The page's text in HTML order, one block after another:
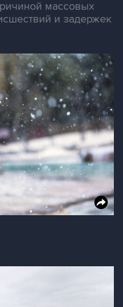
массовых
и задержек